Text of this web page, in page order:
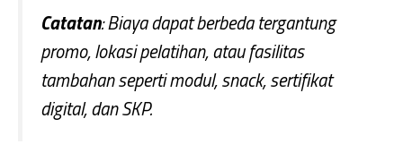
Catatan: Biaya dapat berbeda tergantung
promo, lokasi pelatihan, atau fasilitas
tambahan seperti modul, snack, sertifikat
digital, dan SKP.